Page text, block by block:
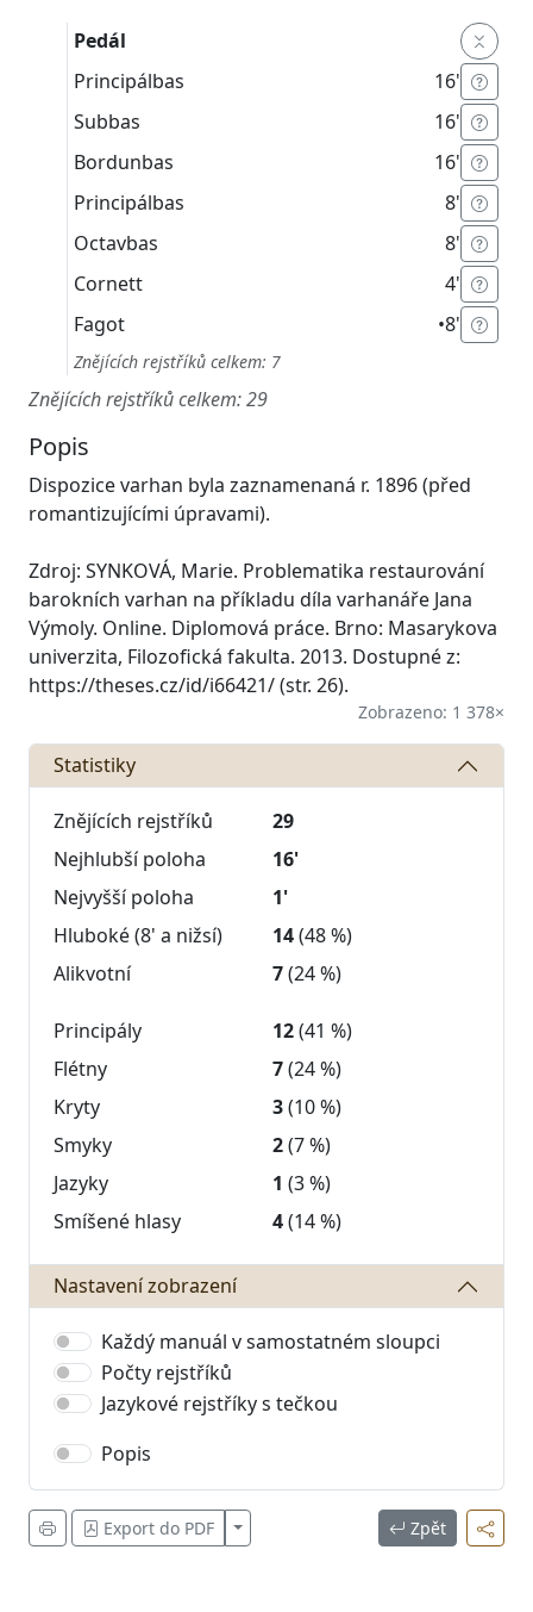
Pedál
Principálbas
16'
Subbas
16'
Bordunbas
16'
Principálbas
8'
Octavbas
8'
Cornett
4'
Fagot
•8'
Znějících rejstříků celkem: 7
Znějících rejstříků celkem: 29
Popis
Dispozice varhan byla zaznamenaná r. 1896 (před
romantizujícími úpravami).
Zdroj: SYNKOVÁ, Marie. Problematika restaurování
barokních varhan na příkladu díla varhanáře Jana
Výmoly. Online. Diplomová práce. Brno: Masarykova
univerzita, Filozofická fakulta. 2013. Dostupné z:
https://theses.cz/id/i66421/ (str. 26).
Zobrazeno: 1 378×
Statistiky
Znějících rejstříků
29
Nejhlubší poloha
16'
Nejvyšší poloha
1'
Hluboké (8' a nižsí)
14(48 %)
Alikvotní
7(24 %)
Principály 12(41 %)
Flétny
7(24 %)
Kryty
3(10 %)
Smyky
2(7 %)
Jazyky
1 (3 %)
Smíšené hlasy
4(14 %)
Nastavení zobrazení
Každý manuál v samostatném sloupci
Počty rejstříků
Jazykové rejstříky s tečkou
Popis
Export do PDF Zobrazit více Zpět